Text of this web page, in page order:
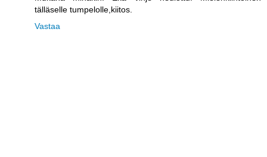
tälläselle tumpelolle,kiitos.
Vastaa